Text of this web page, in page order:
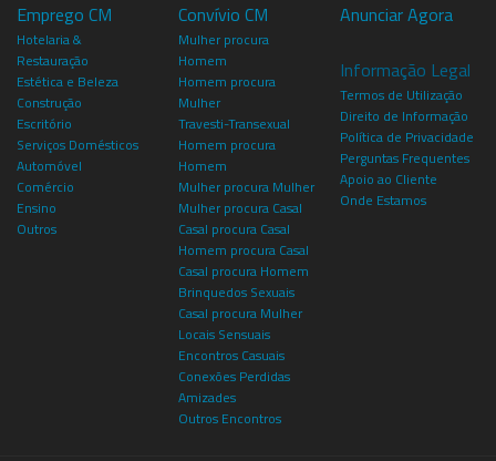
Emprego CM
Hotelaria &
Restauração
Estética e Beleza
Construção
Escritório
Serviços Domésticos
Automóvel
Comércio
Ensino
Outros
Convívio CM
Mulher procura
Homem
Homem procura
Mulher
Travesti-Transexual
Homem procura
Homem
Mulher procura Mulher
Mulher procura Casal
Casal procura Casal
Homem procura Casal
Casal procura Homem
Brinquedos Sexuais
Casal procura Mulher
Locais Sensuais
Encontros Casuais
Conexões Perdidas
Amizades
Outros Encontros
Anunciar Agora
Informação Legal
Termos de Utilização
Direito de Informação
Política de Privacidade
Perguntas Frequentes
Apoio ao Cliente
Onde Estamos